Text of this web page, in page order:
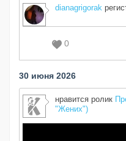
dianagrigorak
0
30 июня 2026
нравится ролик
"Жених")